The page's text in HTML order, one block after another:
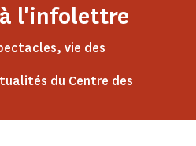
l'infolettre
vie des
du Centre des